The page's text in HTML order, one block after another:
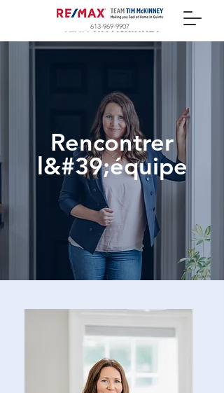
613-969-9907
Rencontrer
l&#39;équipe